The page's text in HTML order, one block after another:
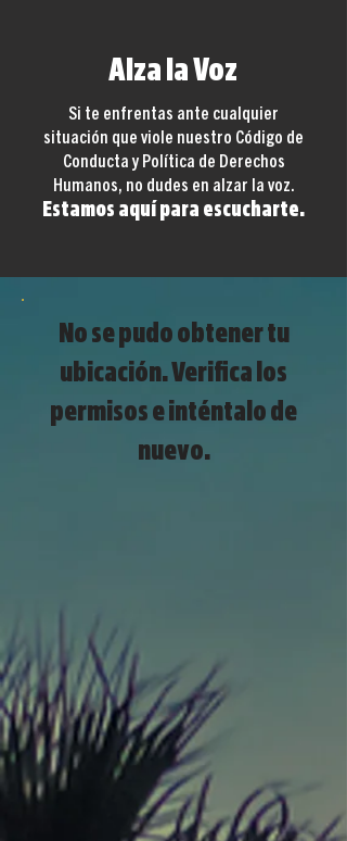
Alza la Voz
Si te enfrentas ante cualquier
situación que viole nuestro Código de
Conducta y Política de Derechos
Humanos, no dudes en alzar la voz.
Estamos aquí para escucharte.
No se pudo obtener tu
ubicación. Verifica los
permisos e inténtalo de
nuevo.